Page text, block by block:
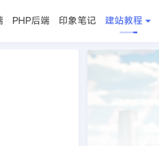
PHP后端 印象笔记 建站教程